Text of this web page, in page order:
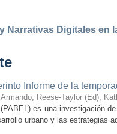
Narrativas Digitales en
Informe de la
; Reese-Taylor (Ed),
es una investigación
urbano y las estrategias